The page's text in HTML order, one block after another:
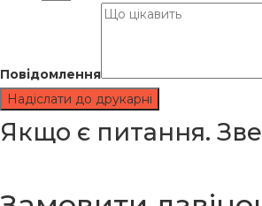
Повідомлення
Надіслати до друкарні
Якщо є питання.